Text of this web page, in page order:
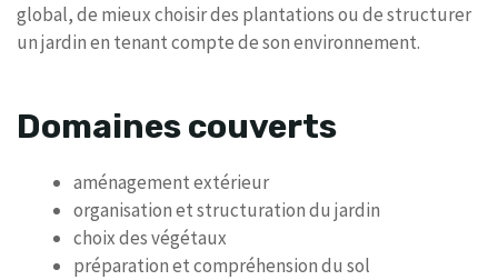
global, de mieux choisir des plantations ou de structurer
un jardin en tenant compte de son environnement.
Domaines couverts
aménagement extérieur
organisation et structuration du jardin
choix des végétaux
préparation et compréhension du sol